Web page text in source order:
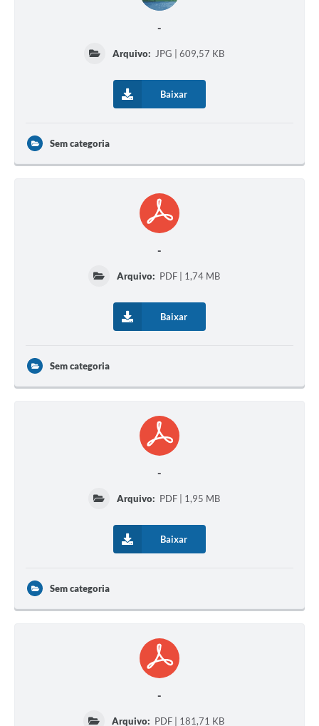
-
Arquivo: JPG | 609,57 KB
Baixar
Sem categoria
-
Arquivo: PDF | 1,74 MB
Baixar
Sem categoria
-
Arquivo: PDF | 1,95 MB
Baixar
Sem categoria
-
Arquivo: PDF | 181,71 KB